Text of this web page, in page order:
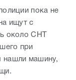
пока не
ищут с
около СНТ
при
нашли машину,